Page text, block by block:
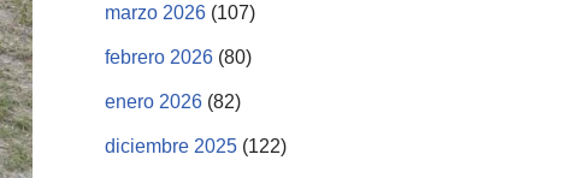
marzo 2026 (107)
febrero 2026 (80)
enero 2026 (82)
diciembre 2025 (122)